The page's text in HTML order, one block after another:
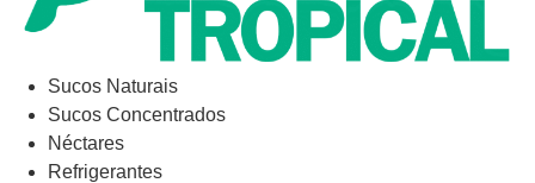
Sucos Naturais
Sucos Concentrados
Néctares
Refrigerantes